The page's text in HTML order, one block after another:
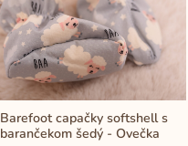
Barefoot capačky softshell s
barančekom šedý - Ovečka